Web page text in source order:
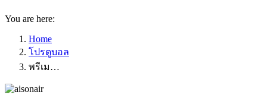
You are here:
Home
โปรดูบอล
พรีเม…